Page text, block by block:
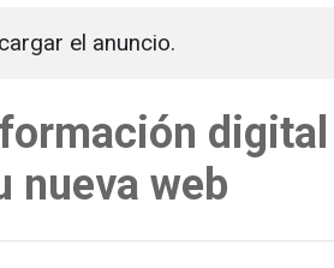
el anuncio.
digital
nueva web